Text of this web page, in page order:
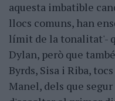
aquesta imbatible
llocs comuns, han
límit de la tonalitat'-
Dylan, però que
Byrds, Sisa i Riba,
Manel, dels que